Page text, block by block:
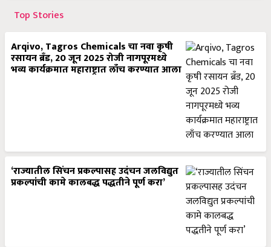
Top Stories
Arqivo, Tagros Chemicals चा नवा कृषी
रसायन ब्रँड, 20 जून 2025 रोजी नागपूरमध्ये
भव्य कार्यक्रमात महाराष्ट्रात लाँच करण्यात आला
‘राज्यातील सिंचन प्रकल्पासह उदंचन जलविद्युत
प्रकल्पांची कामे कालबद्ध पद्धतीने पूर्ण करा’